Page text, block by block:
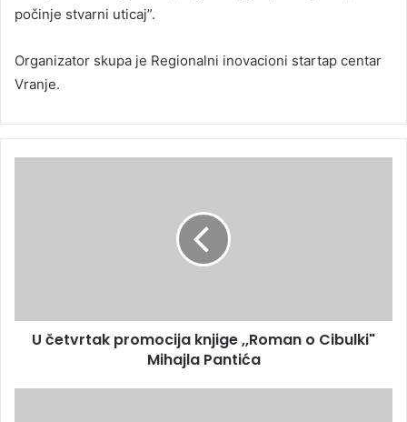
počinje stvarni uticaj”.
Organizator skupa je Regionalni inovacioni startap centar
Vranje.
U četvrtak promocija knjige ,,Roman o Cibulki"
Mihajla Pantića